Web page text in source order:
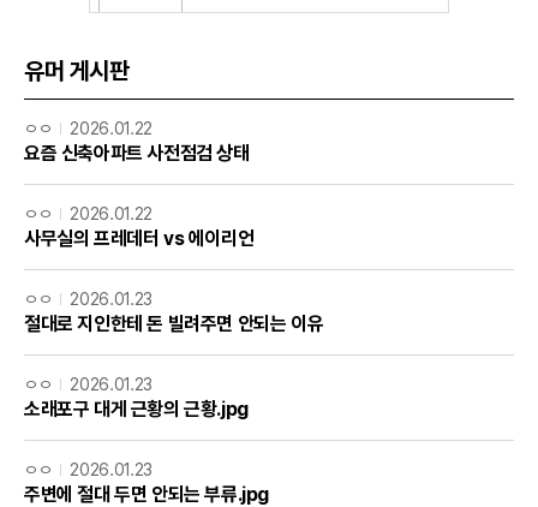
유머 게시판
ㅇㅇ 2026.01.22
요즘 신축아파트 사전점검 상태
ㅇㅇ 2026.01.22
사무실의 프레데터 vs 에이리언
ㅇㅇ 2026.01.23
절대로 지인한테 돈 빌려주면 안되는 이유
ㅇㅇ 2026.01.23
소래포구 대게 근황의 근황.jpg
ㅇㅇ 2026.01.23
주변에 절대 두면 안되는 부류.jpg